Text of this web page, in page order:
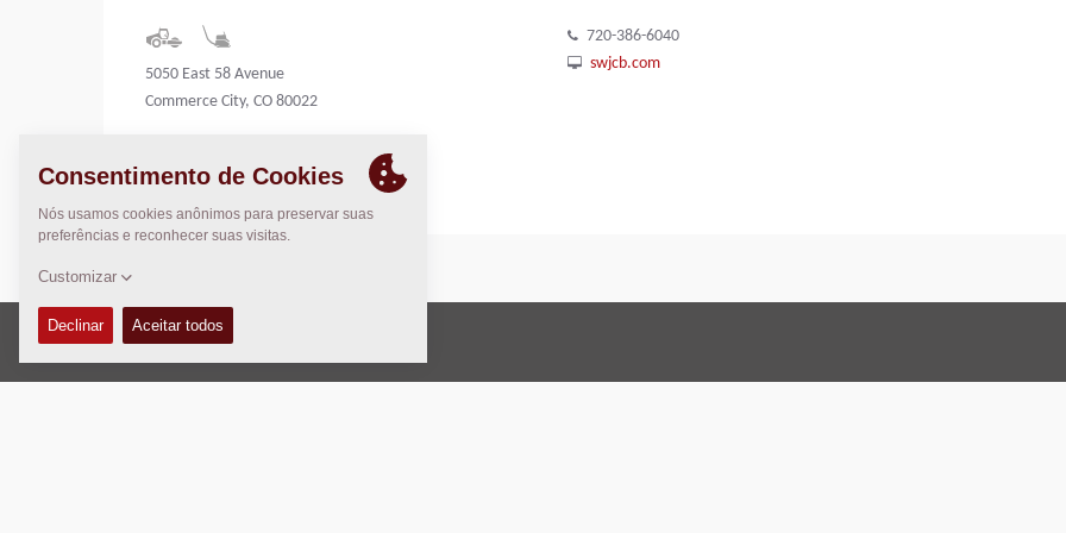
5050 East 58 Avenue
Commerce City, CO 80022
720-386-6040
swjcb.com